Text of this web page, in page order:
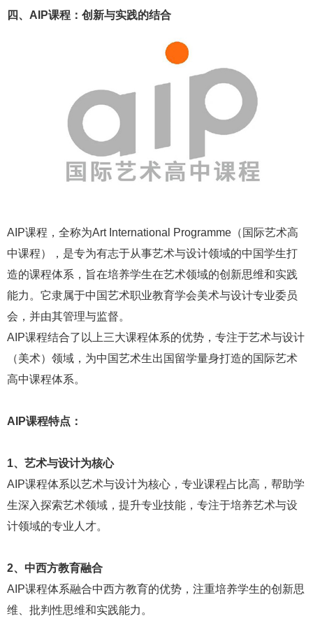
四、AIP课程：创新与实践的结合
AIP课程，全称为Art International Programme（国际艺术高
中课程），是专为有志于从事艺术与设计领域的中国学生打
造的课程体系，旨在培养学生在艺术领域的创新思维和实践
能力。它隶属于中国艺术职业教育学会美术与设计专业委员
会，并由其管理与监督。
AIP课程结合了以上三大课程体系的优势，专注于艺术与设计
（美术）领域，为中国艺术生出国留学量身打造的国际艺术
高中课程体系。
AIP课程特点：
1、艺术与设计为核心
AIP课程体系以艺术与设计为核心，专业课程占比高，帮助学
生深入探索艺术领域，提升专业技能，专注于培养艺术与设
计领域的专业人才。
2、中西方教育融合
AIP课程体系融合中西方教育的优势，注重培养学生的创新思
维、批判性思维和实践能力。